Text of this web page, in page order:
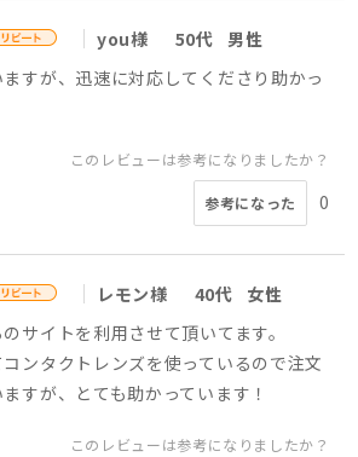
you様 50代
男性
すが、迅速に対応してくださり助かっ
このレビューは参考になりましたか？
参考になった 0
レモン様 40代
女性
サイトを利用させて頂いてます。
ンタクトレンズを使っているので注文
すが、とても助かっています！
このレビューは参考になりましたか？